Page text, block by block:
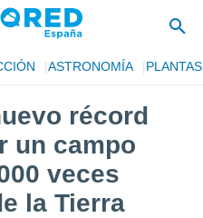
ASTRONOMÍA PLANTAS
récord
un campo
veces
la Tierra